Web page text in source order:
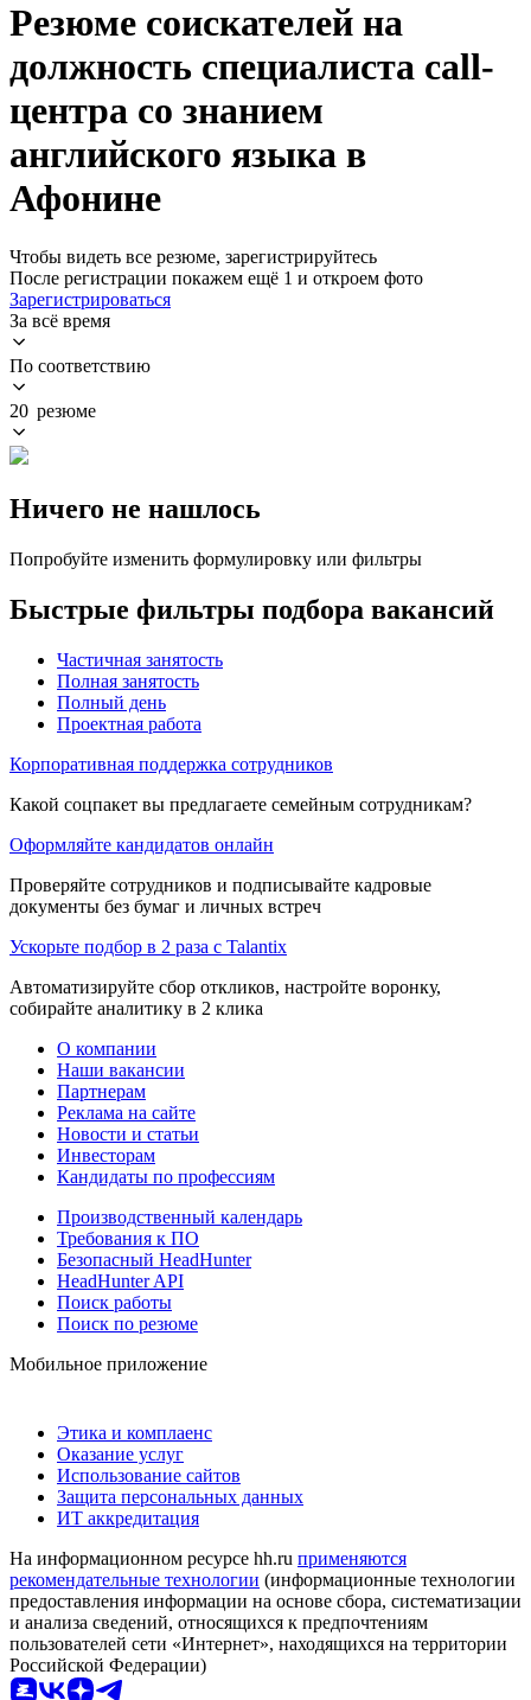
Резюме соискателей на
должность специалиста call-
центра со знанием
английского языка в
Афонине
Чтобы видеть все резюме, зарегистрируйтесь
После регистрации покажем ещё 1 и откроем фото
Зарегистрироваться
За всё время
По соответствию
20 резюме
Ничего не нашлось
Попробуйте изменить формулировку или фильтры
Быстрые фильтры подбора вакансий
Частичная занятость
Полная занятость
Полный день
Проектная работа
Корпоративная поддержка сотрудников
Какой соцпакет вы предлагаете семейным сотрудникам?
Оформляйте кандидатов онлайн
Проверяйте сотрудников и подписывайте кадровые
документы без бумаг и личных встреч
Ускорьте подбор в 2 раза с Talantix
Автоматизируйте сбор откликов, настройте воронку,
собирайте аналитику в 2 клика
О компании
Наши вакансии
Партнерам
Реклама на сайте
Новости и статьи
Инвесторам
Кандидаты по профессиям
Производственный календарь
Требования к ПО
Безопасный HeadHunter
HeadHunter API
Поиск работы
Поиск по резюме
Мобильное приложение
Этика и комплаенс
Оказание услуг
Использование сайтов
Защита персональных данных
ИТ аккредитация
На информационном ресурсе hh.ru применяются
рекомендательные технологии (информационные технологии
предоставления информации на основе сбора, систематизации
и анализа сведений, относящихся к предпочтениям
пользователей сети «Интернет», находящихся на территории
Российской Федерации)